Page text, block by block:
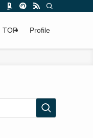
TOP Profile